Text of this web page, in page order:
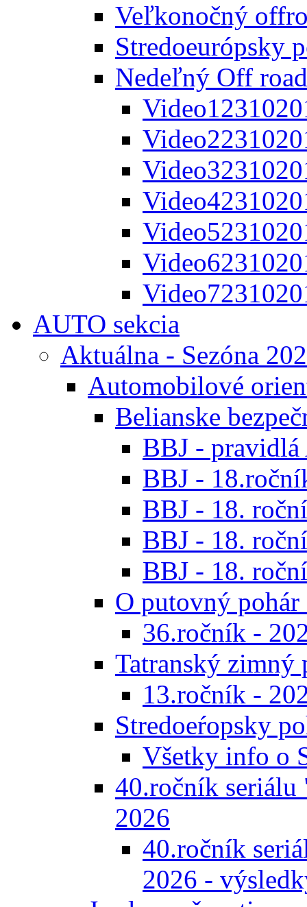
Veľkonočný
Stredoeurópsky
Nedeľný Off
AUTO sekcia
Aktuálna - Sezóna
Automobilové
Belianske
BBJ - pravidlá
BBJ -
BBJ - 18.
BBJ - 18.
BBJ - 18.
O putovný
36.ročník -
Tatranský zimný
13.ročník -
Stredoeŕopsky
Všetky info o
40.ročník
2026
40.ročník
2026 -